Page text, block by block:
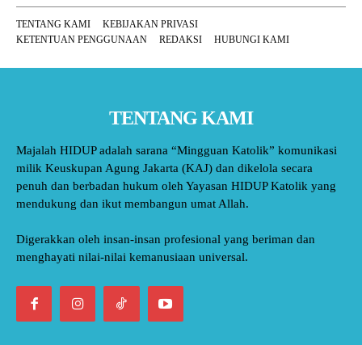
TENTANG KAMI
KEBIJAKAN PRIVASI
KETENTUAN PENGGUNAAN
REDAKSI HUBUNGI KAMI
TENTANG KAMI
Majalah HIDUP adalah sarana “Mingguan Katolik” komunikasi
milik Keuskupan Agung Jakarta (KAJ) dan dikelola secara
penuh dan berbadan hukum oleh Yayasan HIDUP Katolik yang
mendukung dan ikut membangun umat Allah.
Digerakkan oleh insan-insan profesional yang beriman dan
menghayati nilai-nilai kemanusiaan universal.